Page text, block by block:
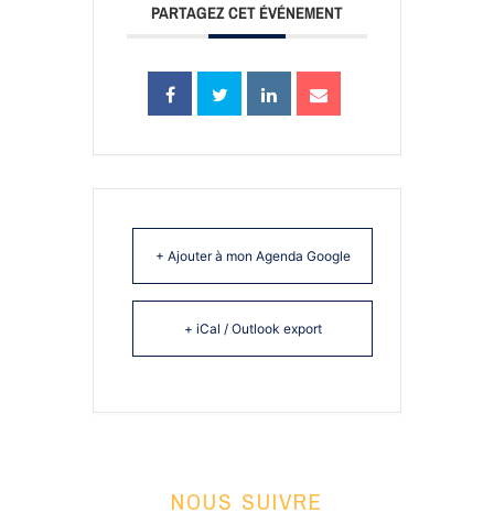
PARTAGEZ CET ÉVÉNEMENT
+ Ajouter à mon Agenda Google
+ iCal / Outlook export
NOUS SUIVRE